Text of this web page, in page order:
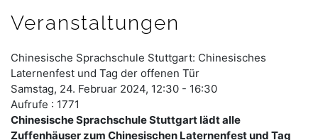
Veranstaltungen
Chinesische Sprachschule Stuttgart: Chinesisches
Laternenfest und Tag der offenen Tür
Samstag, 24. Februar 2024, 12:30 - 16:30
Aufrufe : 1771
Chinesische Sprachschule Stuttgart lädt alle
Zuffenhäuser zum Chinesischen Laternenfest und Tag